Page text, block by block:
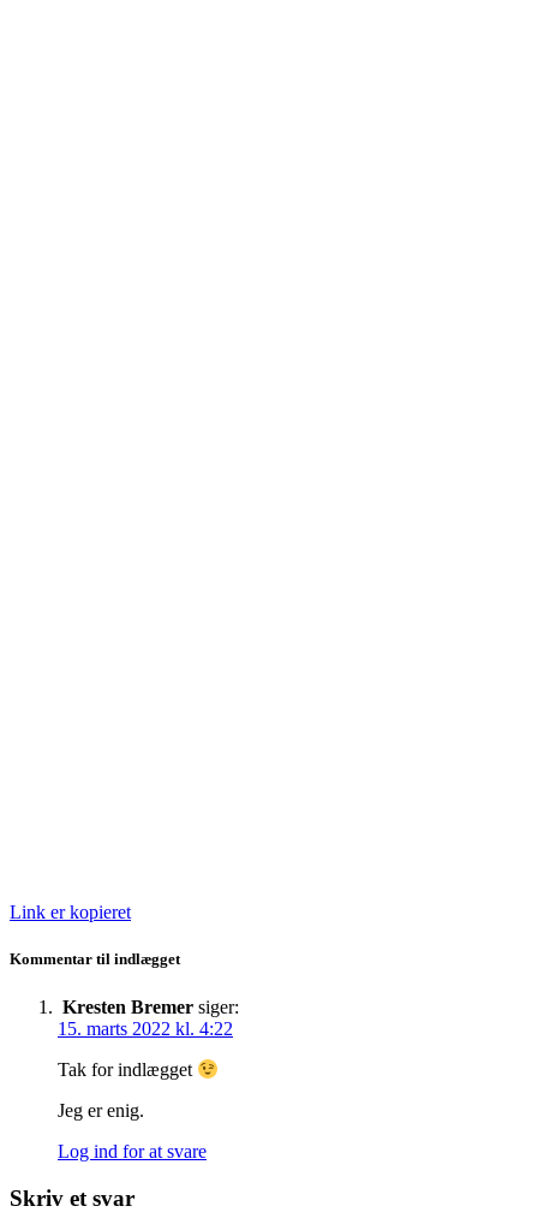
Link er kopieret
Kommentar til indlægget
Kresten Bremer siger:
15. marts 2022 kl. 4:22
Tak for indlægget
Jeg er enig.
Log ind for at svare
Skriv et svar